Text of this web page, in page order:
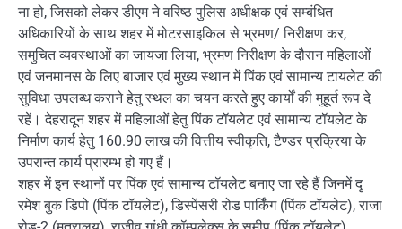
ना हो, जिसको लेकर डीएम ने वरिष्ठ पुलिस अधीक्षक एवं सम्बंधित
अधिकारियों के साथ शहर में मोटरसाइकिल से भ्रमण/ निरीक्षण कर,
समुचित व्यवस्थाओं का जायजा लिया, भ्रमण निरीक्षण के दौरान महिलाओं
एवं जनमानस के लिए बाजार एवं मुख्य स्थान में पिंक एवं सामान्य टायलेट की
सुविधा उपलब्ध कराने हेतु स्थल का चयन करते हुए कार्यों की मुहूर्त रूप दे
रहें। देहरादून शहर में महिलाओं हेतु पिंक टॉयलेट एवं सामान्य टॉयलेट के
निर्माण कार्य हेतु 160.90 लाख की वित्तीय स्वीकृति, टैण्डर प्रक्रिया के
उपरान्त कार्य प्रारम्भ हो गए हैं।
शहर में इन स्थानों पर पिंक एवं सामान्य टॉयलेट बनाए जा रहे हैं जिनमें दृ
रमेश बुक डिपो (पिंक टॉयलेट), डिस्पेंसरी रोड पार्किंग (पिंक टॉयलेट), राजा